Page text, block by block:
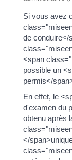
Si vous avez
de conduire</
<span
possible un
permis</
En effet, le
d'examen du
obtenu après
</